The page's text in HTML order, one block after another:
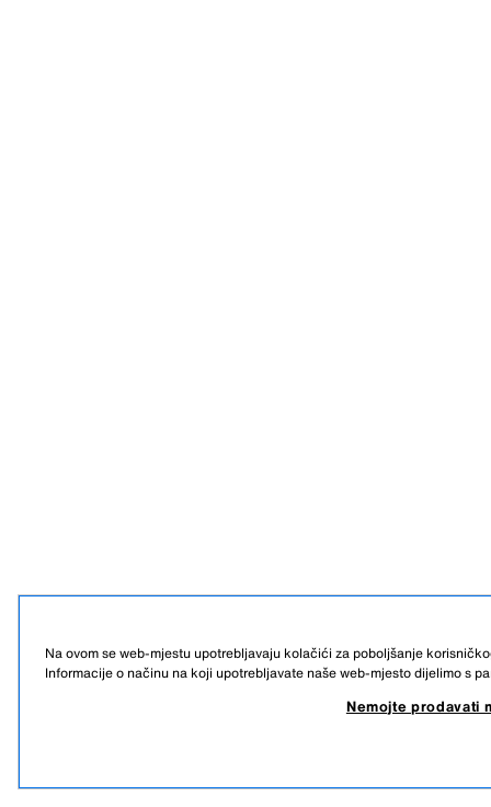
Na ovom se web-mjestu upotrebljavaju kolačići za poboljšanje
Informacije o načinu na koji upotrebljavate naše web-mjesto dijelimo s
Nemojte prodavati